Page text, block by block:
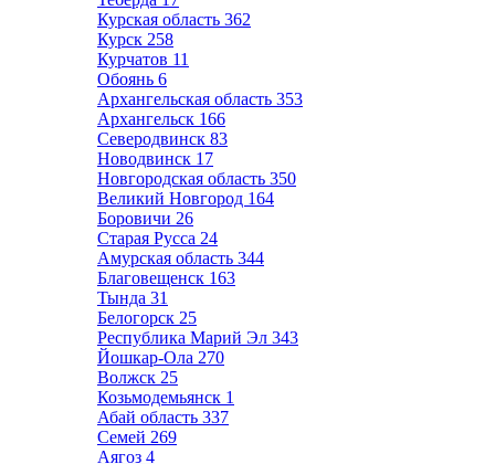
Курская область 362
Курск 258
Курчатов 11
Обоянь 6
Архангельская область 353
Архангельск 166
Северодвинск 83
Новодвинск 17
Новгородская область 350
Великий Новгород 164
Боровичи 26
Старая Русса 24
Амурская область 344
Благовещенск 163
Тында 31
Белогорск 25
Республика Марий Эл 343
Йошкар-Ола 270
Волжск 25
Козьмодемьянск 1
Абай область 337
Семей 269
Аягоз 4